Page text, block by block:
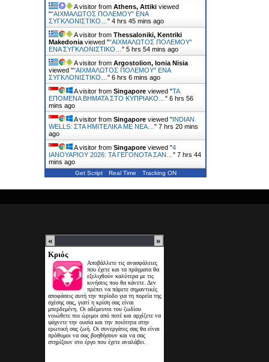
A visitor from Athens, Attiki viewed
""ΑΙΧΜΑΛΩΤΟΣ ΠΟΛΕΜΟΥ" ΕΝΑ
ΣΥΓΚΛΟΝΙΣΤΙΚΟ… " 4 hrs 45 mins ago
A visitor from Thessaloniki, Kentriki
Makedonia viewed ""ΑΙΧΜΑΛΩΤΟΣ ΠΟΛΕΜΟΥ"
ΕΝΑ ΣΥΓΚΛΟΝΙΣΤΙΚΟ… " 5 hrs 54 mins ago
A visitor from Argostolion, Ionia Nisia
viewed ""ΑΙΧΜΑΛΩΤΟΣ ΠΟΛΕΜΟΥ" ΕΝΑ
ΣΥΓΚΛΟΝΙΣΤΙΚΟ… " 6 hrs 6 mins ago
A visitor from Singapore viewed "ΤΑ
ΕΠΟΜΕΝΑ ΒΗΜΑΤΑ ΣΤΟ ΚΥΠΡΙΑΚΟ… " 6 hrs 56
mins ago
A visitor from Singapore viewed "INDIAN
WELLS: ΣΤΑ ΗΜΙΤΕΛΙΚΑ ΜΕ ΝΕΑ… " 7 hrs 20 mins
ago
A visitor from Singapore viewed "4
ΙΑΝΟΥΑΡΙΟΥ 2026: ΤΑ ΓΕΓΟΝΟΤΑ ΣΑΝ… " 7 hrs 44
mins ago
Get Script Real Time Tracking ON